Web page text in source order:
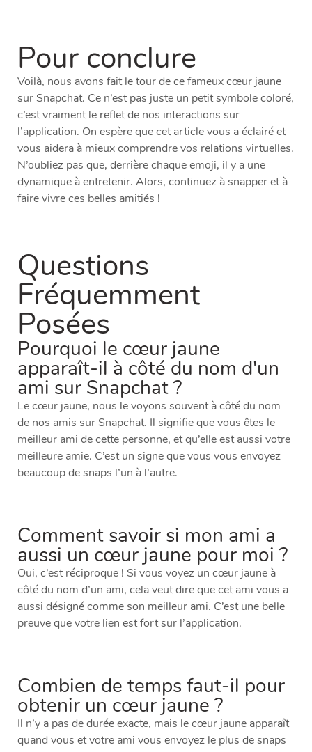
Pour conclure
Voilà, nous avons fait le tour de ce fameux cœur jaune
sur Snapchat. Ce n’est pas juste un petit symbole coloré,
c’est vraiment le reflet de nos interactions sur
l’application. On espère que cet article vous a éclairé et
vous aidera à mieux comprendre vos relations virtuelles.
N’oubliez pas que, derrière chaque emoji, il y a une
dynamique à entretenir. Alors, continuez à snapper et à
faire vivre ces belles amitiés !
Questions
Fréquemment
Posées
Pourquoi le cœur jaune
apparaît-il à côté du nom d'un
ami sur Snapchat ?
Le cœur jaune, nous le voyons souvent à côté du nom
de nos amis sur Snapchat. Il signifie que vous êtes le
meilleur ami de cette personne, et qu’elle est aussi votre
meilleure amie. C’est un signe que vous vous envoyez
beaucoup de snaps l’un à l’autre.
Comment savoir si mon ami a
aussi un cœur jaune pour moi ?
Oui, c’est réciproque ! Si vous voyez un cœur jaune à
côté du nom d’un ami, cela veut dire que cet ami vous a
aussi désigné comme son meilleur ami. C’est une belle
preuve que votre lien est fort sur l’application.
Combien de temps faut-il pour
obtenir un cœur jaune ?
Il n’y a pas de durée exacte, mais le cœur jaune apparaît
quand vous et votre ami vous envoyez le plus de snaps